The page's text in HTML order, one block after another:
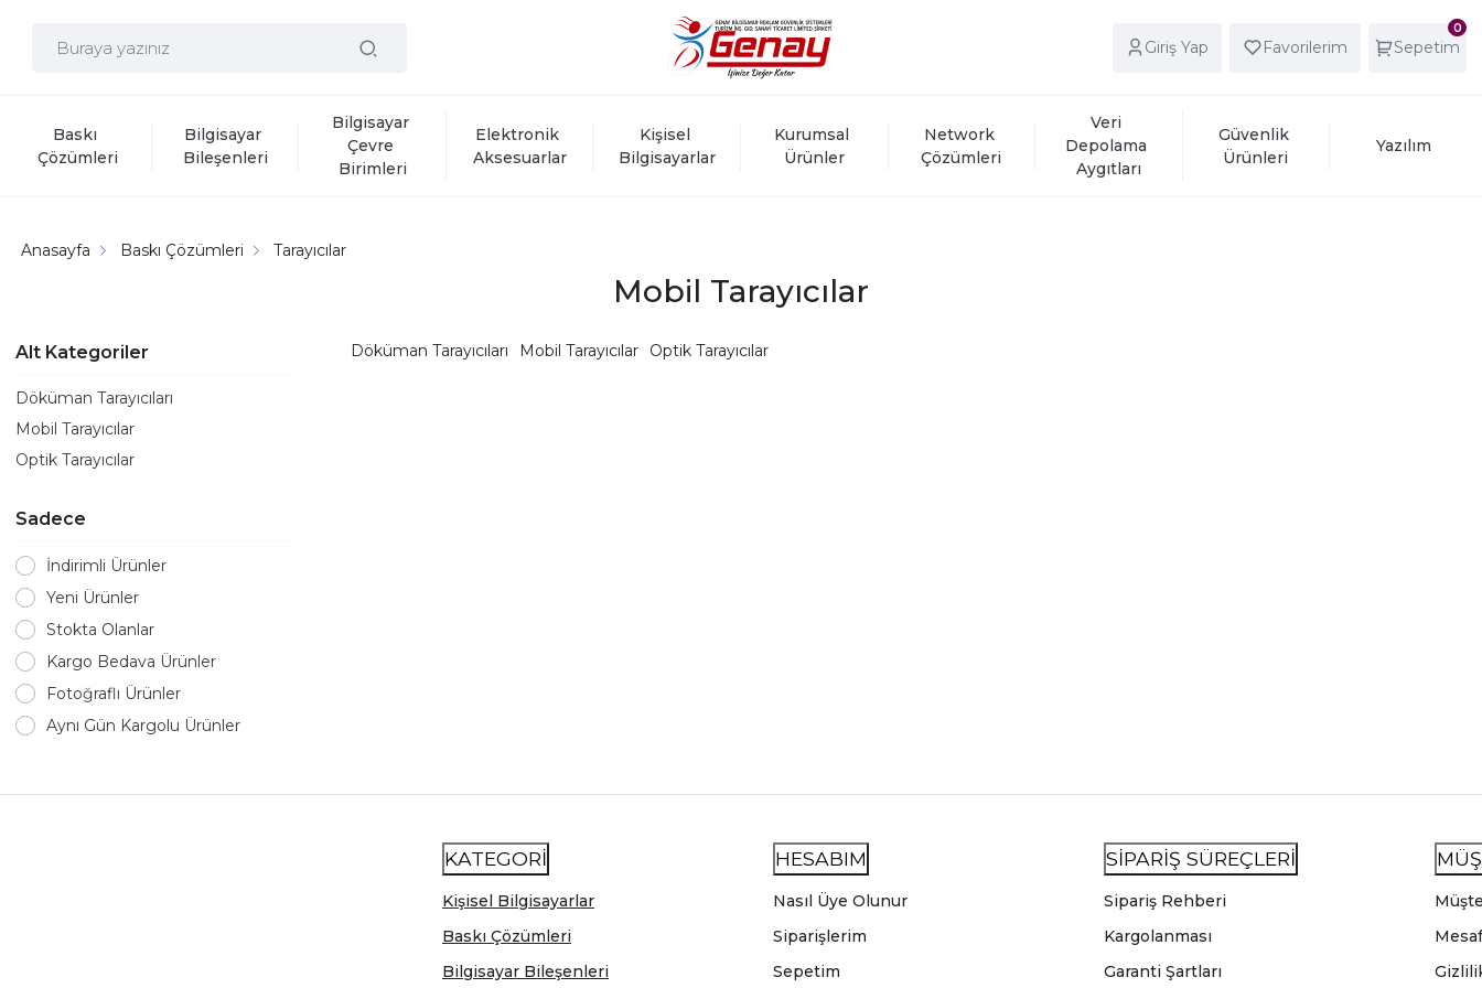
Giriş Yap Favorilerim
0
Sepetim
Baskı
Çözümleri
Bilgisayar
Bileşenleri
Bilgisayar
Çevre
Birimleri
Elektronik
Aksesuarlar
Kişisel
Bilgisayarlar
Kurumsal
Ürünler
Network
Çözümleri
Veri
Depolama
Aygıtları
Güvenlik
Ürünleri
Yazılım
Mobil Tarayıcılar
Anasayfa Baskı Çözümleri Tarayıcılar
Alt Kategoriler
Döküman Tarayıcıları
Mobil Tarayıcılar
Optik Tarayıcılar
Sadece
İndirimli Ürünler
Yeni Ürünler
Stokta Olanlar
Kargo Bedava Ürünler
Fotoğraflı Ürünler
Aynı Gün Kargolu Ürünler
Döküman Tarayıcıları Mobil Tarayıcılar Optik Tarayıcılar
KATEGORİ
Kişisel Bilgisayarlar
Baskı Çözümleri
Bilgisayar Bileşenleri
HESABIM
Nasıl Üye Olunur
Siparişlerim
Sepetim
SİPARİŞ SÜREÇLERİ
Sipariş Rehberi
Kargolanması
Garanti Şartları